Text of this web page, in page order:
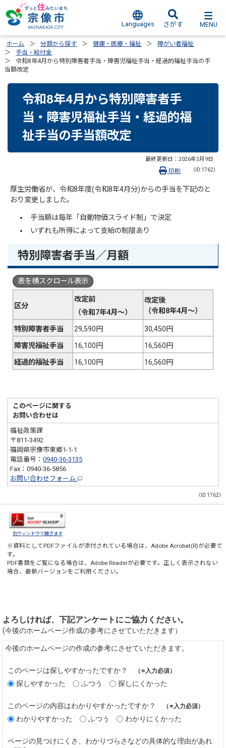
Languages さがす MENU
ホーム 分類から探す 健康・医療・福祉
障がい者福祉
手当・給付金
令和8年4月から特別障害者手当・障害児福祉手当・経過的福祉手当の手
当額改定
令和8年4月から特別障害者手
当・障害児福祉手当・経過的福
祉手当の手当額改定
最終更新日： 2026年3月9日
（ID:1762）
印刷
厚生労働省が、令和8年度(令和8年4月分)からの手当を下記のと
おり変更しました。
手当額は毎年「自動物価スライド制」で決定
いずれも所得によって支給の制限あり
特別障害者手当／月額
表を横スクロール表示
区分
改定前
（令和7年4月～）
改定後
（令和8年4月～）
特別障害者手当 29,590円
30,450円
障害児福祉手当
16,100円
16,560円
経過的福祉手当
16,100円 16,560円
このページに関する
お問い合わせは
福祉政策課
〒811-3492
福岡県宗像市東郷1-1-1
電話番号：0940-36-3135
Fax：0940-36-5856
お問い合わせフォーム
（ID:1762）
別ウィンドウで開きます
※資料としてPDFファイルが添付されている場合は、Adobe Acrobat(R)が必要で
す。
PDF書類をご覧になる場合は、Adobe Readerが必要です。正しく表示されない
場合、最新バージョンをご利用ください。